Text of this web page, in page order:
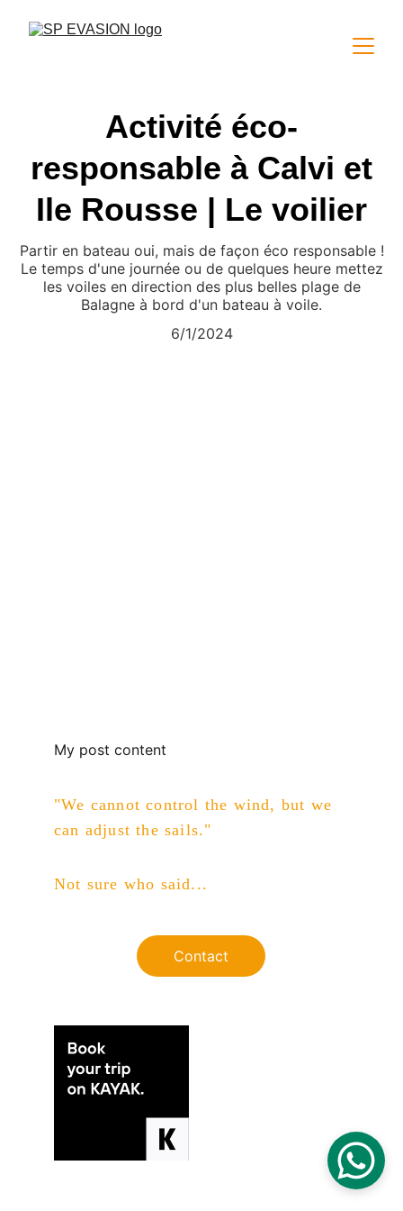
Activité éco-
responsable à Calvi et
Ile Rousse | Le voilier
Partir en bateau oui, mais de façon éco responsable !
Le temps d'une journée ou de quelques heure mettez
les voiles en direction des plus belles plage de
Balagne à bord d'un bateau à voile.
6/1/2024
My post content
"We cannot control the wind, but we
can adjust the sails."
Not sure who said...
Contact